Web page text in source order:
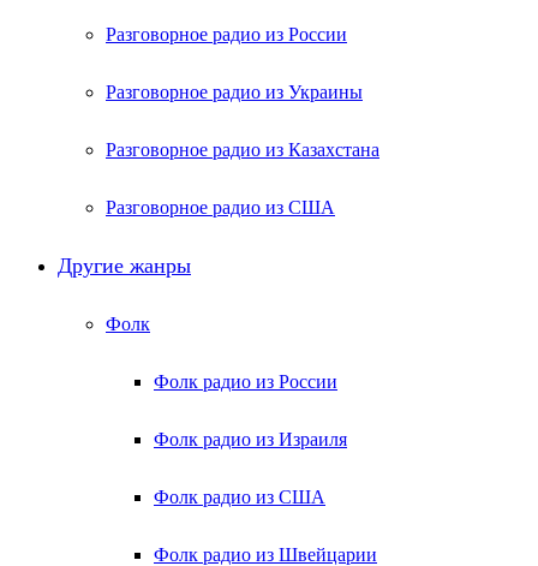
Разговорное радио из России
Разговорное радио из Украины
Разговорное радио из Казахстана
Разговорное радио из США
Другие жанры
Фолк
Фолк радио из России
Фолк радио из Израиля
Фолк радио из США
Фолк радио из Швейцарии